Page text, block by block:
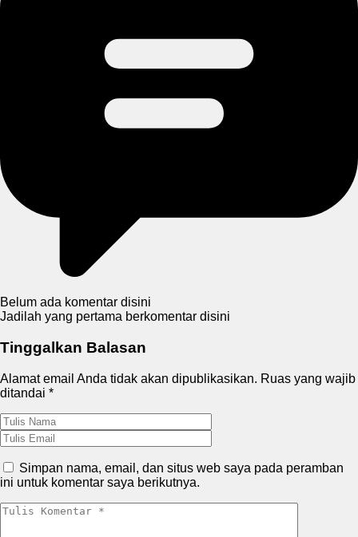
Belum ada komentar disini
Jadilah yang pertama berkomentar disini
Tinggalkan Balasan
Alamat email Anda tidak akan dipublikasikan. Ruas yang wajib
ditandai *
Simpan nama, email, dan situs web saya pada peramban
ini untuk komentar saya berikutnya.